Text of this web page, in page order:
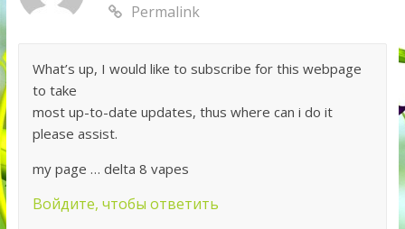
Permalink
What’s up, I would like to subscribe for this webpage
to take
most up-to-date updates, thus where can i do it
please assist.
my page … delta 8 vapes
Войдите, чтобы ответить